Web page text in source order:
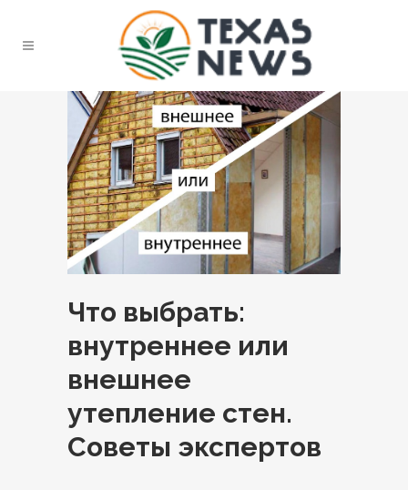
Что выбрать:
внутреннее или
внешнее
утепление стен.
Советы экспертов